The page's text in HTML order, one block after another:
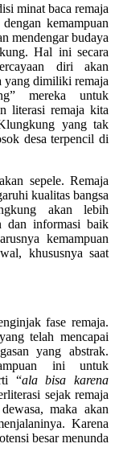
minat baca remaja
kemampuan
mendengar budaya
Hal ini secara
diri akan
yang dimiliki remaja
mereka untuk
literasi remaja kita
yang tak
desa terpencil di
sepele. Remaja
kualitas bangsa
akan lebih
dan informasi baik
kemampuan
khususnya saat
fase remaja.
telah mencapai
yang abstrak.
ini untuk
“ala bisa karena
sejak remaja
maka akan
Karena
besar menunda